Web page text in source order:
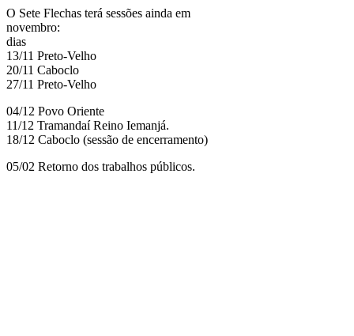
O Sete Flechas terá sessões ainda em
novembro:
dias
13/11 Preto-Velho
20/11 Caboclo
27/11 Preto-Velho
04/12 Povo Oriente
11/12 Tramandaí Reino Iemanjá.
18/12 Caboclo (sessão de encerramento)
05/02 Retorno dos trabalhos públicos.